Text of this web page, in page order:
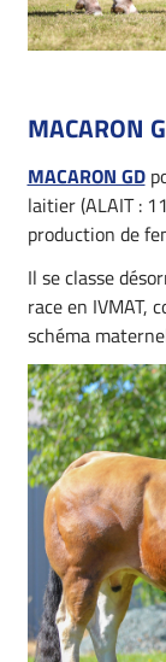
MACARON
MACARON GD
laitier (ALAIT :
production de
Il se classe
race en IVMAT,
schéma